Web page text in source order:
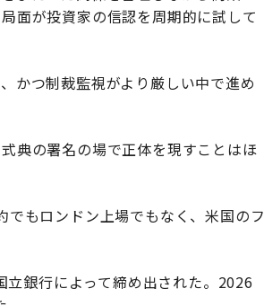
面が投資家の信認を周期的に試して
かつ制裁監視がより厳しい中で進め
典の署名の場で正体を現すことはほ
もロンドン上場でもなく、米国のフ
銀行によって締め出された。2026